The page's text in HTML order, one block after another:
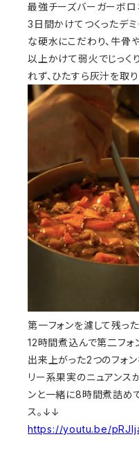
最強チーズバーガーボ
3日間かけてつくったデ
な硬水にこだわり、牛骨
以上かけて弱火でじっく
れず、ひたすら灰汁を取
第一フォンを濾して残っ
12時間煮込んで第二フォ
出来上がった2つのフォ
リー系果実のニュアンス
ンと一緒に8時間煮詰め
ス。↓↓
https://youtu.be/